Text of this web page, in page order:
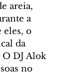
areia,
a
eles, o
da
O DJ Alok
no